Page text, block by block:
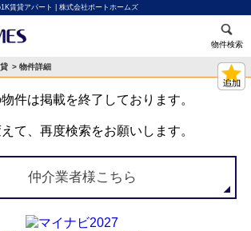
賃貸アパート | 株式会社ポートホームズ
物件検索
> 物件詳細
件は掲載を終了しております。
て、再度検索をお願いします。
仲介業者様こちら